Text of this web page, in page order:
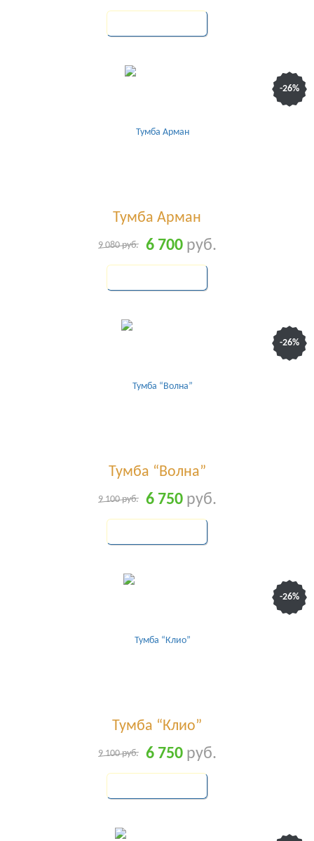
Тумба Арман
9 080руб. 6 700руб.
-26%
Тумба “Волна”
9 100руб. 6 750руб.
-26%
Тумба “Клио”
9 100руб. 6 750руб.
-26%